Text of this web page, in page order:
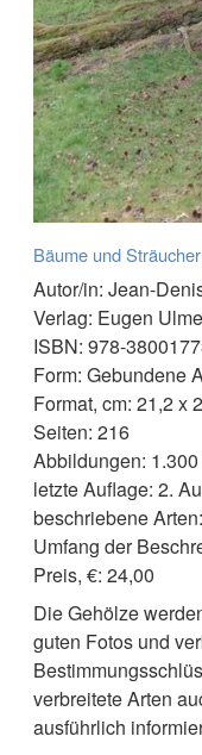
Bäume und
Autor/in: Jean-
Verlag: Eugen
ISBN: 978-
Form: Gebundene
Format, cm: 21,2 x
Seiten: 216
Abbildungen:
letzte Auflage: 2.
beschriebene
Umfang der
Preis, €: 24,00
Die Gehölze
guten Fotos und
verbreitete Arten
ausführlich